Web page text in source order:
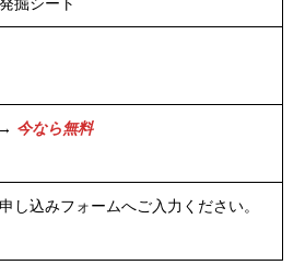
今なら無料
し込みフォームへご入力ください。